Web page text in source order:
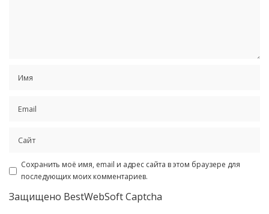
Сохранить моё имя, email и адрес сайта в этом браузере для
последующих моих комментариев.
Защищено BestWebSoft Captcha